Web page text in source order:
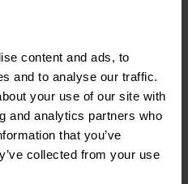
content and ads, to
and to analyse our traffic.
your use of our site with
and analytics partners who
that you’ve
collected from your use
à l’entraînement. Les
distinguent par une
appel à la
des coutures
composants
UTX ou les
est systématiquement
variantes de couleurs
y compris le